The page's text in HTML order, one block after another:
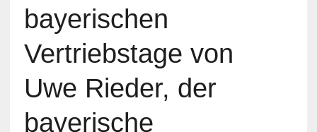
bayerischen
Vertriebstage von
Uwe Rieder, der
bayerische